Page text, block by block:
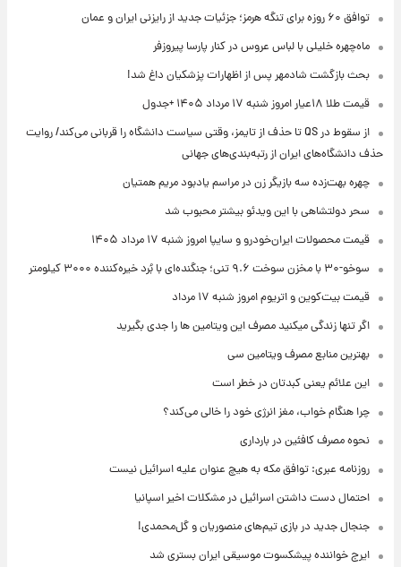
توافق ۶۰ روزه برای تنگه هرمز؛ جزئیات جدید از رایزنی ایران و عمان
ماه‌چهره خلیلی با لباس عروس در کنار پارسا پیروزفر
بحث بازگشت شادمهر پس از اظهارات پزشکیان داغ شد!
قیمت طلا ۱۸عیار امروز شنبه ۱۷ مرداد ۱۴۰۵ +جدول
از سقوط در QS تا حذف از تایمز، وقتی سیاست دانشگاه را قربانی می‌کند/ روایت
حذف دانشگاه‌های ایران از رتبه‌بندی‌های جهانی
چهره بهت‌زده سه بازیگر زن در مراسم یادبود مریم همتیان
سحر دولتشاهی با این ویدئو بیشتر محبوب شد
قیمت محصولات ایران‌خودرو و سایپا امروز شنبه ۱۷ مرداد ۱۴۰۵
سوخو-۳۰ با مخزن سوخت ۹.۶ تنی؛ جنگنده‌ای با بُرد خیره‌کننده ۳۰۰۰ کیلومتر
قیمت بیت‌کوین و اتریوم امروز شنبه ۱۷ مرداد
اگر تنها زندگی میکنید مصرف این ویتامین ها را جدی بگیرید
بهترین منابع مصرف ویتامین سی
این علائم یعنی کبدتان در خطر است
چرا هنگام خواب، مغز انرژی خود را خالی می‌کند؟
نحوه مصرف کافئین در بارداری
روزنامه عبری: توافق مکه به هیچ عنوان علیه اسرائیل نیست
احتمال دست داشتن اسرائیل در مشکلات اخیر اسپانیا
جنجال جدید در بازی تیم‌های منصوریان و گل‌محمدی!
ایرج خواننده پیشکسوت موسیقی ایران بستری شد